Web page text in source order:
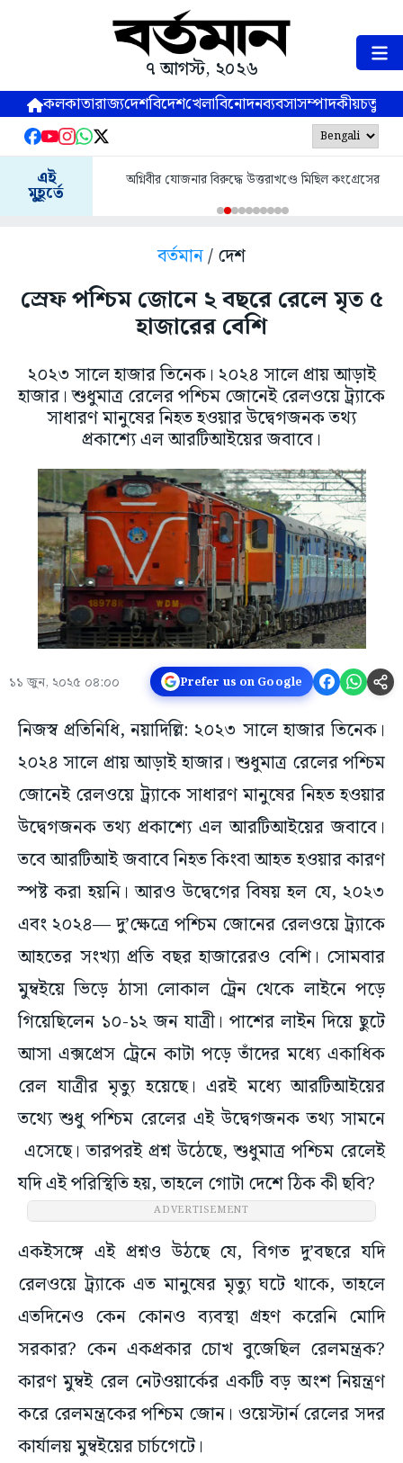
৭ আগস্ট, ২০২৬
কলকাতারাজ্যদেশবিদেশখেলাবিনোদনব্যবসাসম্পাদকীয়
এই
মুহূর্তে
অগ্নিবীর যোজনার বিরুদ্ধে উত্তরাখণ্ডে মিছিল কংগ্রেসের
বর্তমান/ দেশ
স্রেফ পশ্চিম জোনে ২ বছরে রেলে মৃত ৫
হাজারের বেশি
২০২৩ সালে হাজার তিনেক। ২০২৪ সালে প্রায় আড়াই
হাজার। শুধুমাত্র রেলের পশ্চিম জোনেই রেলওয়ে ট্র্যাকে
সাধারণ মানুষের নিহত হওয়ার উদ্বেগজনক তথ্য
প্রকাশ্যে এল আরটিআইয়ের জবাবে।
১১ জুন, ২০২৫ ০৪:০০ Prefer us on Google
নিজস্ব প্রতিনিধি, নয়াদিল্লি: ২০২৩ সালে হাজার তিনেক।
২০২৪ সালে প্রায় আড়াই হাজার। শুধুমাত্র রেলের পশ্চিম
জোনেই রেলওয়ে ট্র্যাকে সাধারণ মানুষের নিহত হওয়ার
উদ্বেগজনক তথ্য প্রকাশ্যে এল আরটিআইয়ের জবাবে।
তবে আরটিআই জবাবে নিহত কিংবা আহত হওয়ার কারণ
স্পষ্ট করা হয়নি। আরও উদ্বেগের বিষয় হল যে, ২০২৩
এবং ২০২৪— দু’ক্ষেত্রে পশ্চিম জোনের রেলওয়ে ট্র্যাকে
আহতের সংখ্যা প্রতি বছর হাজারেরও বেশি। সোমবার
মুম্বইয়ে ভিড়ে ঠাসা লোকাল ট্রেন থেকে লাইনে পড়ে
গিয়েছিলেন ১০-১২ জন যাত্রী। পাশের লাইন দিয়ে ছুটে
আসা এক্সপ্রেস ট্রেনে কাটা পড়ে তাঁদের মধ্যে একাধিক
রেল যাত্রীর মৃত্যু হয়েছে। এরই মধ্যে আরটিআইয়ের
তথ্যে শুধু পশ্চিম রেলের এই উদ্বেগজনক তথ্য সামনে
এসেছে। তারপরই প্রশ্ন উঠেছে, শুধুমাত্র পশ্চিম রেলেই
যদি এই পরিস্থিতি হয়, তাহলে গোটা দেশে ঠিক কী ছবি?
ADVERTISEMENT
একইসঙ্গে এই প্রশ্নও উঠছে যে, বিগত দু’বছরে যদি
রেলওয়ে ট্র্যাকে এত মানুষের মৃত্যু ঘটে থাকে, তাহলে
এতদিনেও কেন কোনও ব্যবস্থা গ্রহণ করেনি মোদি
সরকার? কেন একপ্রকার চোখ বুজেছিল রেলমন্ত্রক?
কারণ মুম্বই রেল নেটওয়ার্কের একটি বড় অংশ নিয়ন্ত্রণ
করে রেলমন্ত্রকের পশ্চিম জোন। ওয়েস্টার্ন রেলের সদর
কার্যালয় মুম্বইয়ের চার্চগেটে।